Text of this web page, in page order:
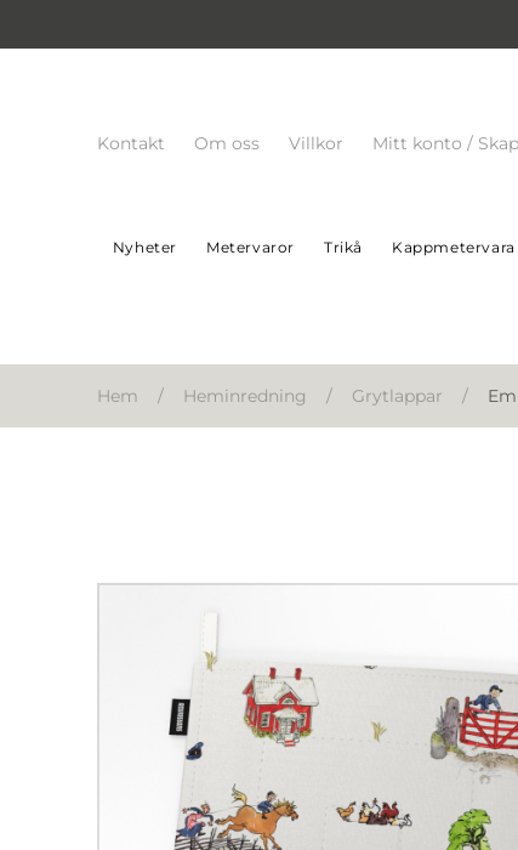
Kontakt Om oss Villkor Mitt konto /
Nyheter Metervaror Trikå Kappmetervara
Hem / Heminredning / Grytlappar /